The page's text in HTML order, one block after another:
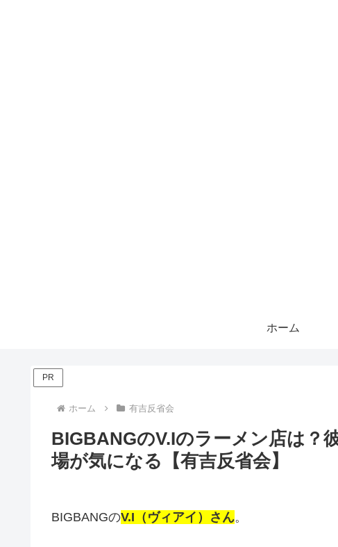
ホーム
PR
ホーム 有吉反省会
BIGBANGのV.Iのラーメン店は？
場が気になる【有吉反省会】
BIGBANGのV.I（ヴィアイ）さん。